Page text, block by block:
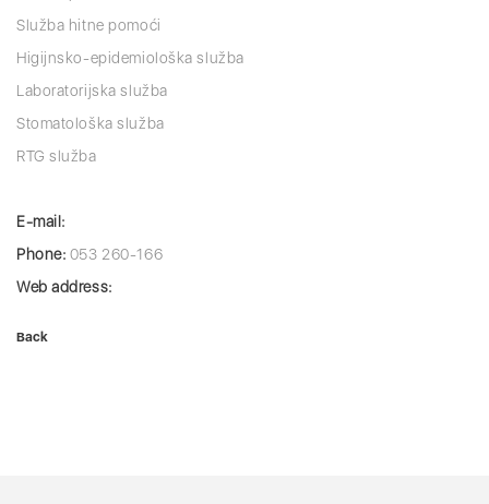
Služba hitne pomoći
Higijnsko-epidemiološka služba
Laboratorijska služba
Stomatološka služba
RTG služba
E-mail:
Phone: 053 260-166
Web address:
Back